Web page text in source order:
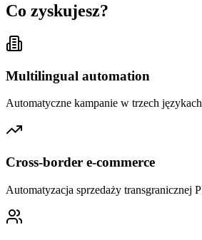
Co zyskujesz?
Multilingual automation
Automatyczne kampanie w trzech
Cross-border e-commerce
Automatyzacja sprzedaży transgranicznej